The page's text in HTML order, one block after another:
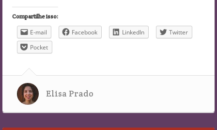
Compartilhe isso:
E-mail Facebook LinkedIn
Twitter
Pocket
Elisa Prado